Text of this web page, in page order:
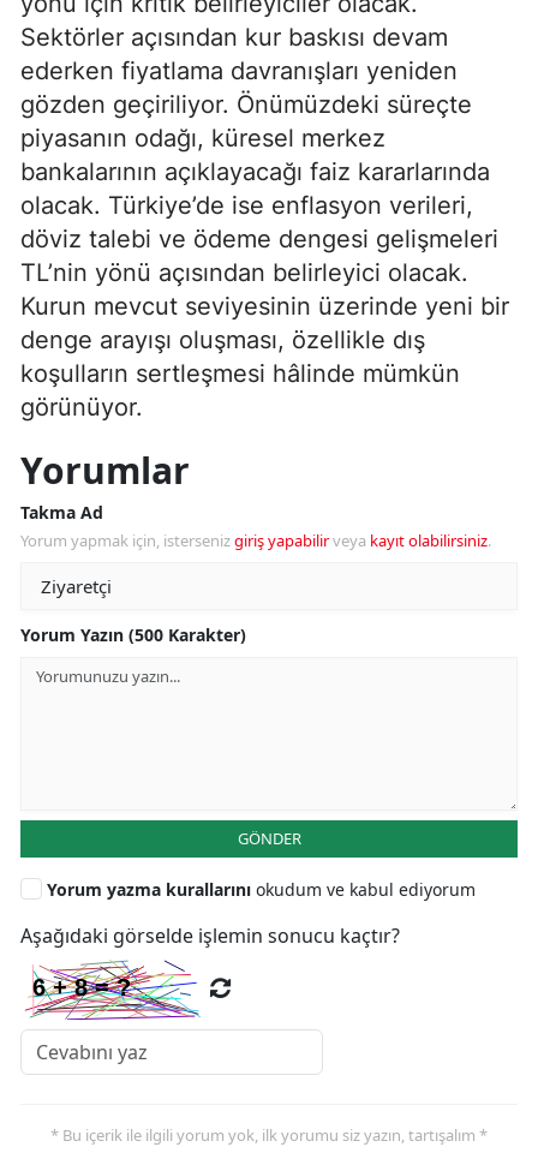
Sektörler açısından kur baskısı devam
ederken fiyatlama davranışları yeniden
gözden geçiriliyor. Önümüzdeki süreçte
piyasanın odağı, küresel merkez
bankalarının açıklayacağı faiz kararlarında
olacak. Türkiye’de ise enflasyon verileri,
döviz talebi ve ödeme dengesi gelişmeleri
TL’nin yönü açısından belirleyici olacak.
Kurun mevcut seviyesinin üzerinde yeni bir
denge arayışı oluşması, özellikle dış
koşulların sertleşmesi hâlinde mümkün
görünüyor.
Yorumlar
Takma Ad
Yorum yapmak için, istersenizgiriş yapabilirveya kayıt olabilirsiniz.
Yorum Yazın (500 Karakter)
GÖNDER
Yorum yazma kurallarını okudum ve kabul ediyorum
Aşağıdaki görselde işlemin sonucu kaçtır?
* Bu içerik ile ilgili yorum yok, ilk yorumu siz yazın, tartışalım *